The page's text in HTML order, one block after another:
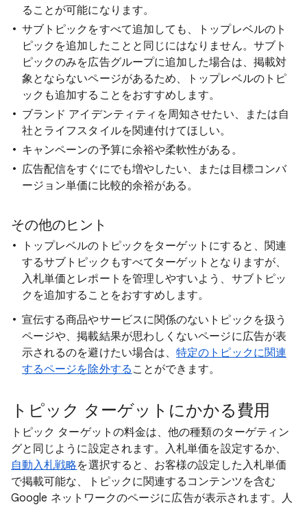
ることが可能になります。
サブトピックをすべて追加しても、トップレベルのト
ピックを追加したことと同じにはなりません。サブト
ピックのみを広告グループに追加した場合は、掲載対
象とならないページがあるため、トップレベルのトピ
ックも追加することをおすすめします。
ブランド アイデンティティを周知させたい、または自
社とライフスタイルを関連付けてほしい。
キャンペーンの予算に余裕や柔軟性がある。
広告配信をすぐにでも増やしたい、または目標コンバ
ージョン単価に比較的余裕がある。
その他のヒント
トップレベルのトピックをターゲットにすると、関連
するサブトピックもすべてターゲットとなりますが、
入札単価とレポートを管理しやすいよう、サブトピッ
クを追加することをおすすめします。
宣伝する商品やサービスに関係のないトピックを扱う
ページや、掲載結果が思わしくないページに広告が表
示されるのを避けたい場合は、特定のトピックに関連
するページを除外する ことができます。
トピック ターゲットにかかる費用
トピック ターゲットの料金は、他の種類のターゲティン
グと同じように設定されます。入札単価を設定するか、
自動入札戦略を選択すると、お客様の設定した入札単価
で掲載可能な、トピックに関連するコンテンツを含む
Google ネットワークのページに広告が表示されます。人